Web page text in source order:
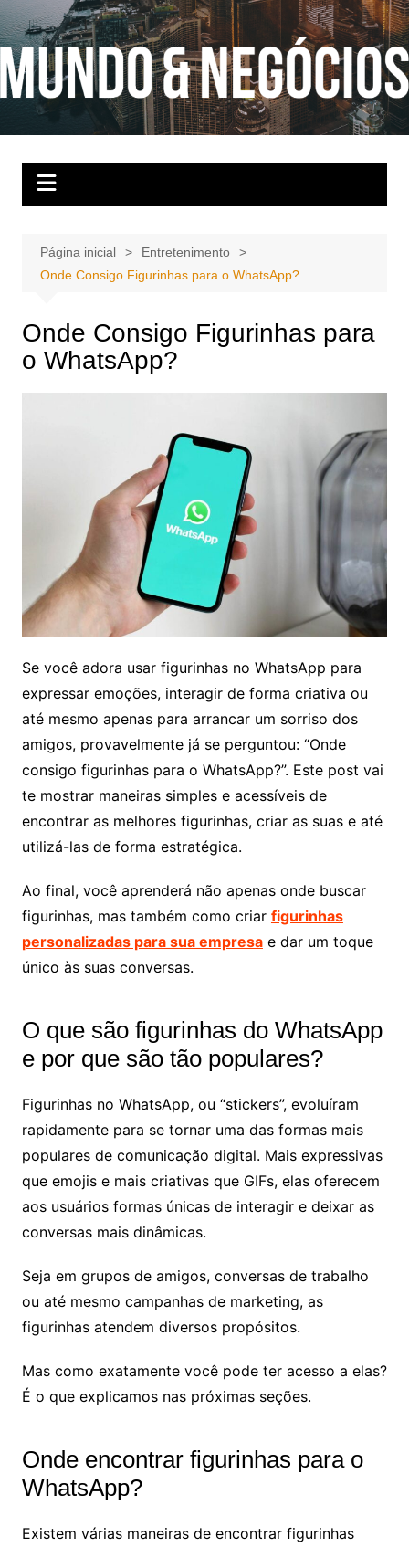
para
conteúdo
Página inicial
Entretenimento
Onde Consigo Figurinhas para o WhatsApp?
Onde Consigo Figurinhas para
o WhatsApp?
Se você adora usar figurinhas no WhatsApp para
expressar emoções, interagir de forma criativa ou
até mesmo apenas para arrancar um sorriso dos
amigos, provavelmente já se perguntou: “Onde
consigo figurinhas para o WhatsApp?”. Este post vai
te mostrar maneiras simples e acessíveis de
encontrar as melhores figurinhas, criar as suas e até
utilizá-las de forma estratégica.
Ao final, você aprenderá não apenas onde buscar
figurinhas, mas também como criar figurinhas
personalizadas para sua empresae dar um toque
único às suas conversas.
O que são figurinhas do WhatsApp
e por que são tão populares?
Figurinhas no WhatsApp, ou “stickers”, evoluíram
rapidamente para se tornar uma das formas mais
populares de comunicação digital. Mais expressivas
que emojis e mais criativas que GIFs, elas oferecem
aos usuários formas únicas de interagir e deixar as
conversas mais dinâmicas.
Seja em grupos de amigos, conversas de trabalho
ou até mesmo campanhas de marketing, as
figurinhas atendem diversos propósitos.
Mas como exatamente você pode ter acesso a elas?
É o que explicamos nas próximas seções.
Onde encontrar figurinhas para o
WhatsApp?
Existem várias maneiras de encontrar figurinhas